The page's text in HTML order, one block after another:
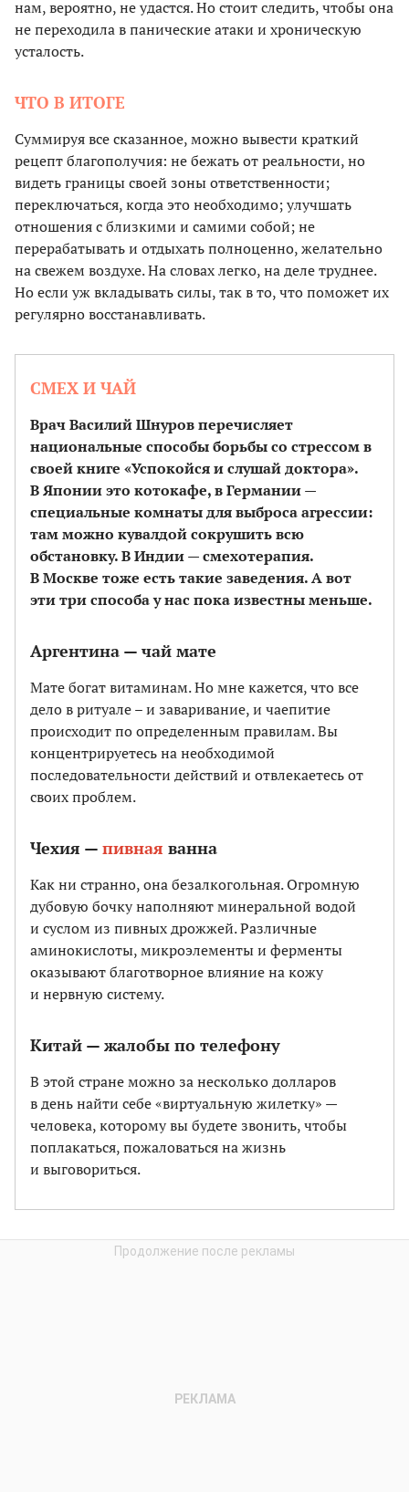
нам, вероятно, не удастся. Но стоит следить, чтобы она
не переходила в панические атаки и хроническую
усталость.
ЧТО В ИТОГЕ
Суммируя все сказанное, можно вывести краткий
рецепт благополучия: не бежать от реальности, но
видеть границы своей зоны ответственности;
переключаться, когда это необходимо; улучшать
отношения с близкими и самими собой; не
перерабатывать и отдыхать полноценно, желательно
на свежем воздухе. На словах легко, на деле труднее.
Но если уж вкладывать силы, так в то, что поможет их
регулярно восстанавливать.
СМЕХ И ЧАЙ
Врач Василий Шнуров перечисляет
национальные способы борьбы со стрессом в
своей книге «Успокойся и слушай доктора».
В Японии это котокафе, в Германии —
специальные комнаты для выброса агрессии:
там можно кувалдой сокрушить всю
обстановку. В Индии — смехотерапия.
В Москве тоже есть такие заведения. А вот
эти три способа у нас пока известны меньше.
Аргентина — чай мате
Мате богат витаминам. Но мне кажется, что все
дело в ритуале – и заваривание, и чаепитие
происходит по определенным правилам. Вы
концентрируетесь на необходимой
последовательности действий и отвлекаетесь от
своих проблем.
Чехия — пивная ванна
Как ни странно, она безалкогольная. Огромную
дубовую бочку наполняют минеральной водой
и суслом из пивных дрожжей. Различные
аминокислоты, микроэлементы и ферменты
оказывают благотворное влияние на кожу
и нервную систему.
Китай — жалобы по телефону
В этой стране можно за несколько долларов
в день найти себе «виртуальную жилетку» —
человека, которому вы будете звонить, чтобы
поплакаться, пожаловаться на жизнь
и выговориться.